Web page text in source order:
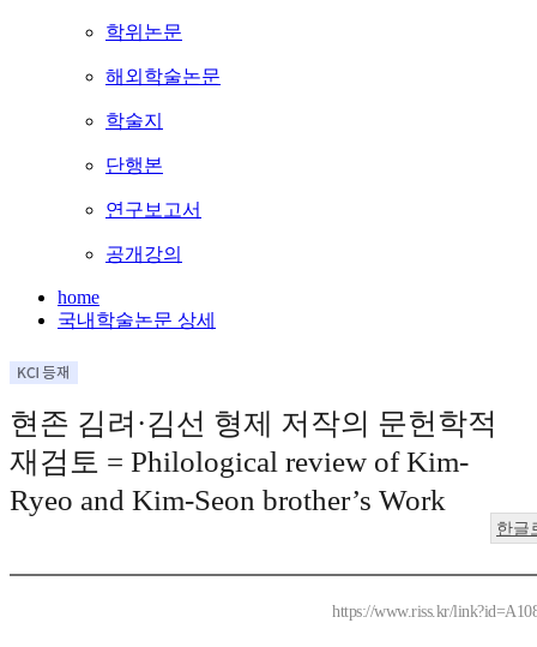
학위논문
해외학술논문
학술지
단행본
연구보고서
공개강의
home
국내학술논문 상세
현존 김려·김선 형제 저작의 문헌학적
재검토 = Philological review of Kim-
Ryeo and Kim-Seon brother’s Work
한글
https://www.riss.kr/